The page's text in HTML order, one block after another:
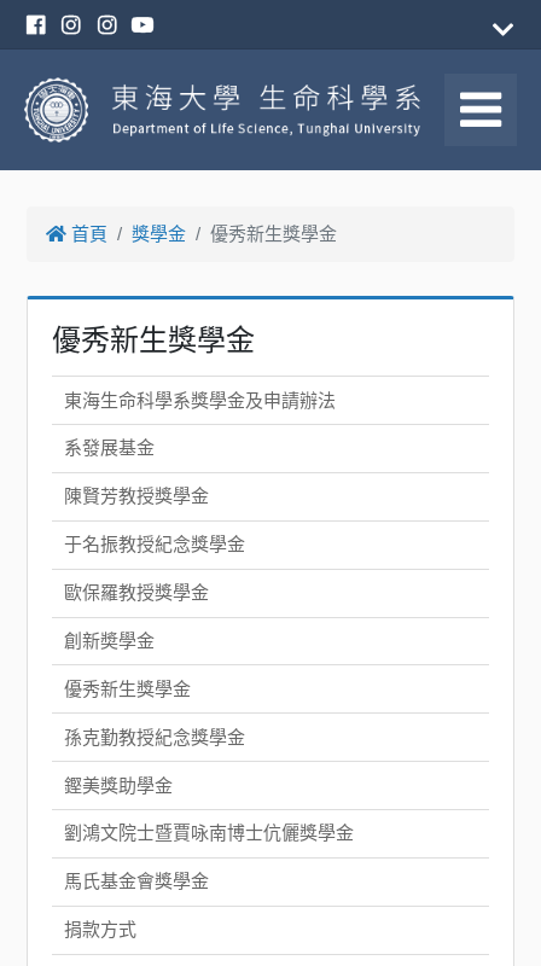
首頁 獎學金 優秀新生獎學金
優秀新生獎學金
東海生命科學系獎學金及申請辦法
系發展基金
陳賢芳教授獎學金
于名振教授紀念獎學金
歐保羅教授獎學金
創新奬學金
優秀新生獎學金
孫克勤教授紀念獎學金
鏗美獎助學金
劉鴻文院士暨賈咏南博士伉儷獎學金
馬氏基金會獎學金
捐款方式